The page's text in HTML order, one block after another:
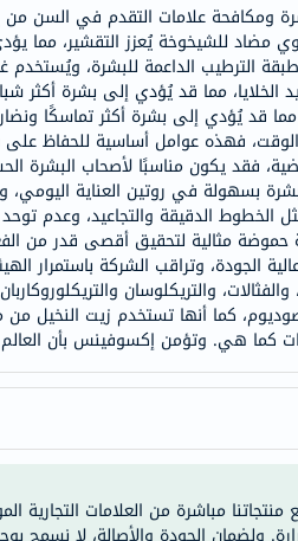
ومكافحة علامات التقدم في
مضاد للشيخوخة يُعزز التقشير، مما
الداعمة للبشرة، ويُستخدم
الخلايا، مما قد يُؤدي إلى بشرة
قد يُؤدي إلى بشرة أكثر تماسكًا
فهذه عوامل أساسية للحفاظ
فقد يكون مناسبًا لأصحاب البشرة
بسهولة في روتين العناية
الدقيقة والتجاعيد، وعدم توحد
حموضة مثالية لتحقيق أقصى قدر من
الجودة، وتراقب الشركة باستمرار
والتريكلوسان
كما أنها تستخدم زيت
كما هي. وتؤمن إكسوفينس بأن العالم
مباشرة من العلامات